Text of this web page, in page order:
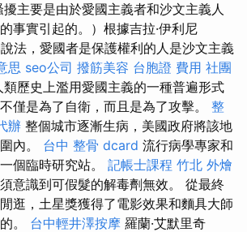
主要是由於愛國主義者和沙文主義人
事實引起的。）根據吉拉·伊利尼
法，愛國者是保護權利的人是沙文主義
思 seo公司 撥筋美容 台胞證 費用 社團
類歷史上濫用愛國主義的一種普遍形式
僅是為了自衛，而且是為了攻擊。 整
辦 整個城市逐漸生病，美國政府將該地
內。 台中 整骨 dcard 流行病學專家和
個臨時研究站。 記帳士課程 竹北 外燴
意識到可假髮的解毒劑無效。 從最終
逛，土星獎獲得了電影效果和麵具大師
。 台中輕井澤按摩 羅蘭·艾默里奇